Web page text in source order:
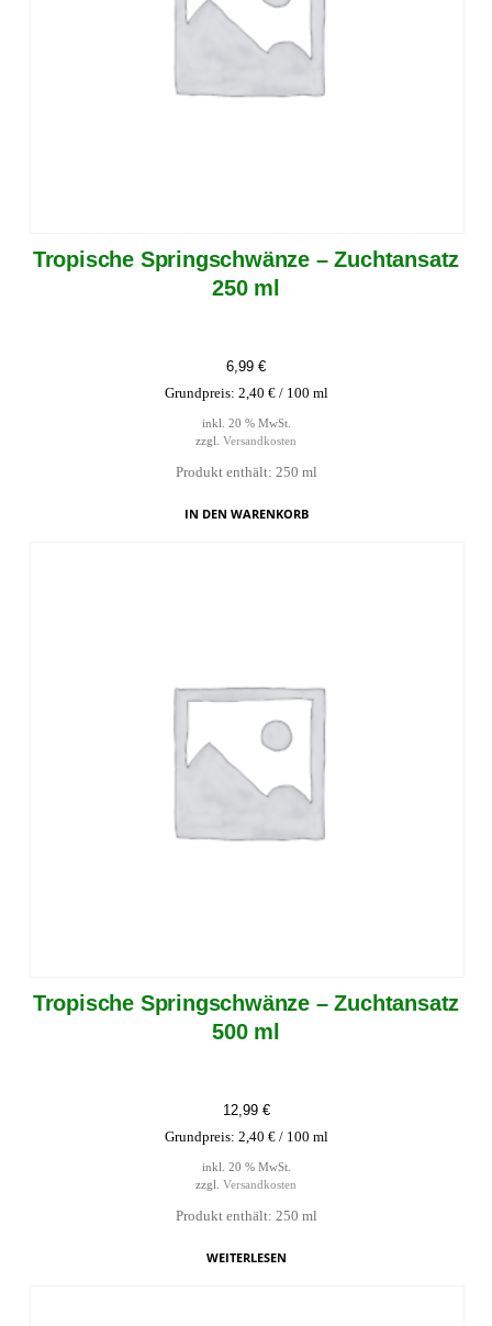
Tropische Springschwänze – Zuchtansatz
250 ml
6,99 €
Grundpreis: 2,40 €/ 100 ml
inkl. 20 % MwSt.
zzgl. Versandkosten
Produkt enthält: 250 ml
IN DEN WARENKORB
Tropische Springschwänze – Zuchtansatz
500 ml
12,99 €
Grundpreis: 2,40 €/ 100 ml
inkl. 20 % MwSt.
zzgl. Versandkosten
Produkt enthält: 250 ml
WEITERLESEN